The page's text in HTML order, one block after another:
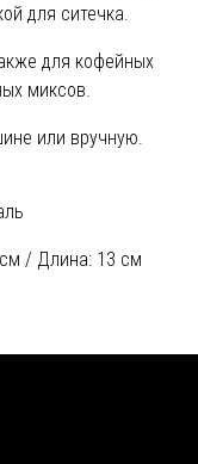
для ситечка.
для кофейных
миксов.
или вручную.
/ Длина: 13 см